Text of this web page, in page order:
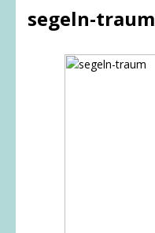
segeln-traum